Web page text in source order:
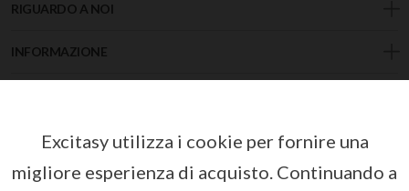
RIGUARDO A NOI
INFORMAZIONE
INDIRIZZO
CONTACT
Excitasy utilizza i cookie per fornire una
migliore esperienza di acquisto. Continuando a